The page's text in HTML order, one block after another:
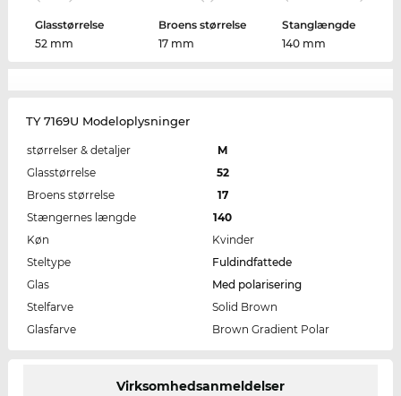
Glasstørrelse
52 mm
Broens størrelse
17 mm
Stanglængde
140 mm
TY 7169U Modeloplysninger
størrelser & detaljer
M
Glasstørrelse
52
Broens størrelse
17
Stængernes længde
140
Køn
Kvinder
Steltype
Fuldindfattede
Glas
Med polarisering
Stelfarve
Solid Brown
Glasfarve
Brown Gradient Polar
Virksomhedsanmeldelser